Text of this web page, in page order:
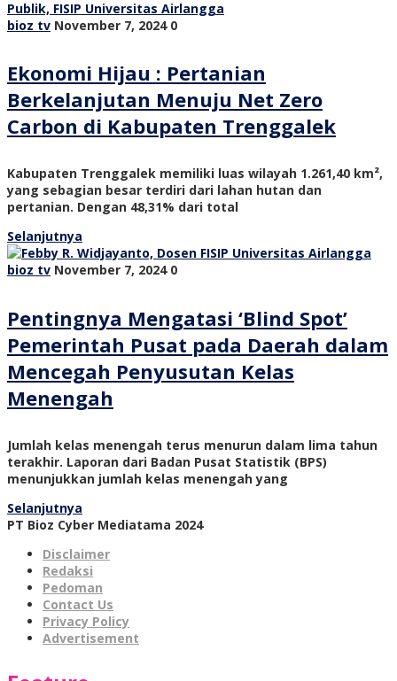
bioz tv November 7, 2024 0
Ekonomi Hijau : Pertanian
Berkelanjutan Menuju Net Zero
Carbon di Kabupaten Trenggalek
Kabupaten Trenggalek memiliki luas wilayah 1.261,40 km²,
yang sebagian besar terdiri dari lahan hutan dan
pertanian. Dengan 48,31% dari total
Selanjutnya
bioz tv November 7, 2024 0
Pentingnya Mengatasi ‘Blind Spot’
Pemerintah Pusat pada Daerah dalam
Mencegah Penyusutan Kelas
Menengah
Jumlah kelas menengah terus menurun dalam lima tahun
terakhir. Laporan dari Badan Pusat Statistik (BPS)
menunjukkan jumlah kelas menengah yang
Selanjutnya
PT Bioz Cyber Mediatama 2024
Disclaimer
Redaksi
Pedoman
Contact Us
Privacy Policy
Advertisement